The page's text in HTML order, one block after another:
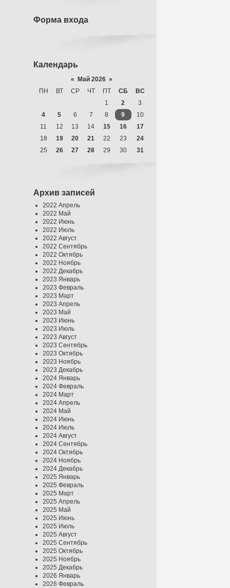
Форма входа
Календарь
« Май 2026 »
ПН
ВТ СР ЧТ ПТ СБ
ВС
1
2
3
4
5 6 7 8 9
10
11
12 13 14 15 16
17
18
19 20 21 22 23
24
25
26 27 28 29 30 31
Архив записей
2022 Апрель
2022 Май
2022 Июнь
2022 Июль
2022 Август
2022 Сентябрь
2022 Октябрь
2022 Ноябрь
2022 Декабрь
2023 Январь
2023 Февраль
2023 Март
2023 Апрель
2023 Май
2023 Июнь
2023 Июль
2023 Август
2023 Сентябрь
2023 Октябрь
2023 Ноябрь
2023 Декабрь
2024 Январь
2024 Февраль
2024 Март
2024 Апрель
2024 Май
2024 Июнь
2024 Июль
2024 Август
2024 Сентябрь
2024 Октябрь
2024 Ноябрь
2024 Декабрь
2025 Январь
2025 Февраль
2025 Март
2025 Апрель
2025 Май
2025 Июнь
2025 Июль
2025 Август
2025 Сентябрь
2025 Октябрь
2025 Ноябрь
2025 Декабрь
2026 Январь
2026 Февраль